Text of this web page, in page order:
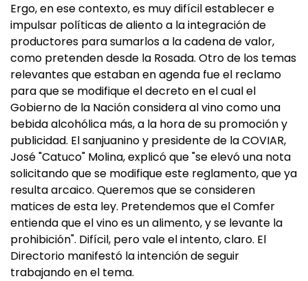
Ergo, en ese contexto, es muy difícil establecer e
impulsar políticas de aliento a la integración de
productores para sumarlos a la cadena de valor,
como pretenden desde la Rosada. Otro de los temas
relevantes que estaban en agenda fue el reclamo
para que se modifique el decreto en el cual el
Gobierno de la Nación considera al vino como una
bebida alcohólica más, a la hora de su promoción y
publicidad. El sanjuanino y presidente de la COVIAR,
José "Catuco" Molina, explicó que "se elevó una nota
solicitando que se modifique este reglamento, que ya
resulta arcaico. Queremos que se consideren
matices de esta ley. Pretendemos que el Comfer
entienda que el vino es un alimento, y se levante la
prohibición". Difícil, pero vale el intento, claro. El
Directorio manifestó la intención de seguir
trabajando en el tema.